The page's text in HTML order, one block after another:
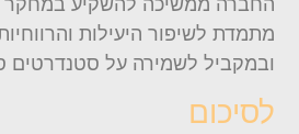
מתמדת לשיפור היעילות
ובמקביל לשמירה על סטנדרטים
לסיכום